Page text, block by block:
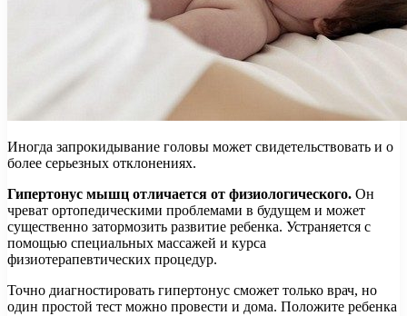
Иногда запрокидывание головы может свидетельствовать и о
более серьезных отклонениях.
Гипертонус мышц отличается от физиологического. Он
чреват ортопедическими проблемами в будущем и может
существенно затормозить развитие ребенка. Устраняется с
помощью специальных массажей и курса
физиотерапевтических процедур.
Точно диагностировать гипертонус сможет только врач, но
один простой тест можно провести и дома. Положите ребенка